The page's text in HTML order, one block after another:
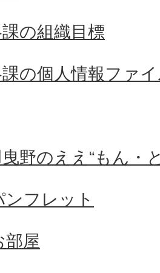
の組織目標
の個人情報ファ
野のええ“もん・
ンフレット
部屋